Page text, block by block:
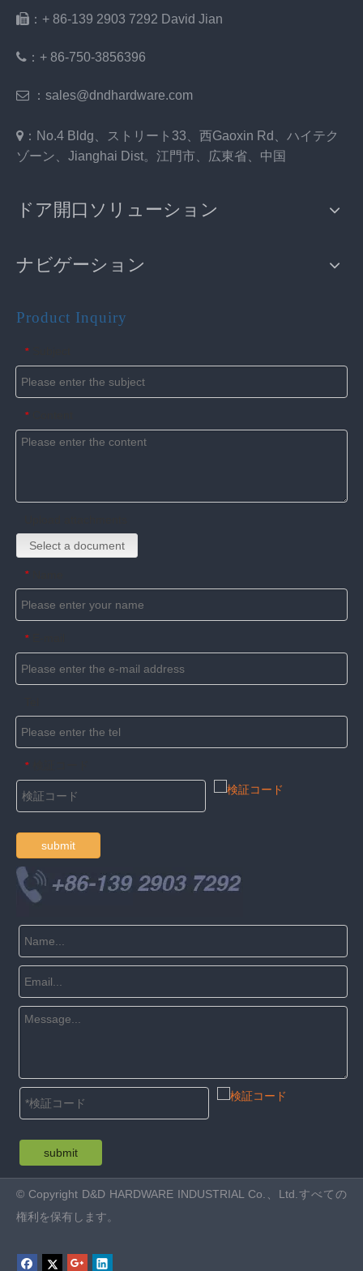
 ：+ 86-139 2903 7292 David Jian
： + 86-750-3856396
 ：sales@dndhardware.com
 ：No.4 Bldg、ストリート33、西Gaoxin Rd、ハイテク
ゾーン、Jianghai Dist。江門市、広東省、中国
ドア開口ソリューション
ナビゲーション
Product Inquiry
*
*
Select a document
*
*
*
submit
submit
© Copyright D&D HARDWARE INDUSTRIAL Co.、Ltd.すべての
権利を保有します。